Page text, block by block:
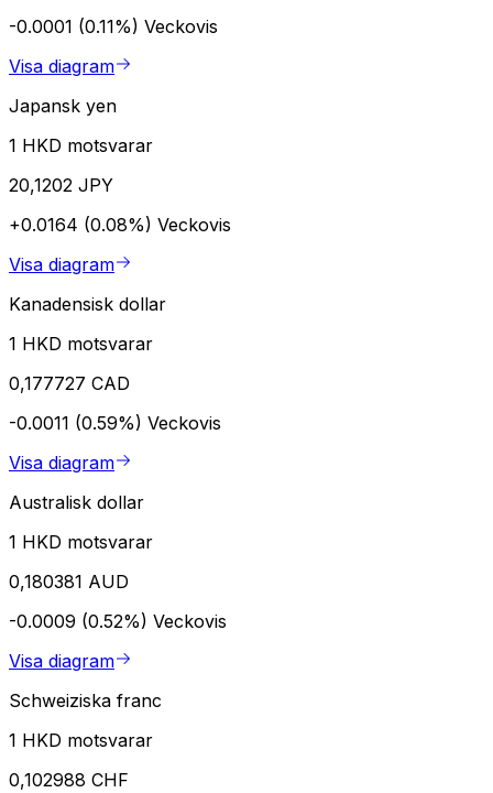
-0.0001 (0.11%) Veckovis
Visa diagram
Japansk yen
1 HKD motsvarar
20,1202 JPY
+0.0164 (0.08%) Veckovis
Visa diagram
Kanadensisk dollar
1 HKD motsvarar
0,177727 CAD
-0.0011 (0.59%) Veckovis
Visa diagram
Australisk dollar
1 HKD motsvarar
0,180381 AUD
-0.0009 (0.52%) Veckovis
Visa diagram
Schweiziska franc
1 HKD motsvarar
0,102988 CHF